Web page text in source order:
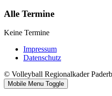
Alle Termine
Keine Termine
Impressum
Datenschutz
© Volleyball Regionalkader
Mobile Menu Toggle